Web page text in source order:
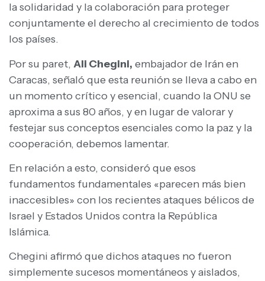
la solidaridad y la colaboración para proteger
conjuntamente el derecho al crecimiento de todos
los países.
Por su paret, Ali Chegini, embajador de Irán en
Caracas, señaló que esta reunión se lleva a cabo en
un momento crítico y esencial, cuando la ONU se
aproxima a sus 80 años, y en lugar de valorar y
festejar sus conceptos esenciales como la paz y la
cooperación, debemos lamentar.
En relación a esto, consideró que esos
fundamentos fundamentales «parecen más bien
inaccesibles» con los recientes ataques bélicos de
Israel y Estados Unidos contra la República
Islámica.
Chegini afirmó que dichos ataques no fueron
simplemente sucesos momentáneos y aislados,